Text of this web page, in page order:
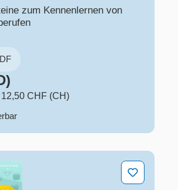
zum Kennenlernen von
12,50 CHF (CH)
in der Kita? - Wir sind dabei!